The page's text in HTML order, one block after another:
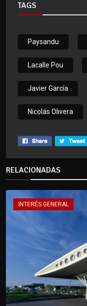
TAGS
Paysandu
Lacalle Pou
Javier García
Nicolás Olivera
RELACIONADAS
INTERÉS GENERAL